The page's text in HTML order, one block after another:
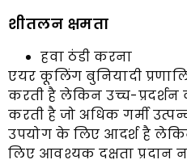
शीतलन क्षमता
हवा ठंडी करना
एयर कूलिंग बुनियादी
करती है लेकिन उच्च-
करती है जो अधिक गर्मी
उपयोग के लिए आदर्श है
लिए आवश्यक दक्षता प्रदान